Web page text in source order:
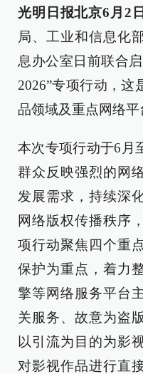
光明日报北京6月2
局、工业和信息化
息办公室日前联合
2026”专项行动，这
品领域及重点网络平
本次专项行动于6月
群众反映强烈的网
发展需求，持续深
网络版权传播秩序
项行动聚焦四个重
保护为重点，着力
擎等网络服务平台
关服务、故意为盗
以引流为目的为影
对影视作品进行直